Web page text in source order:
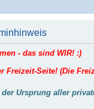
- das sind WIR! :)
Freizeit-Seite! (Die
Ursprung aller